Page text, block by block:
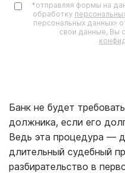
*отправляя формы на
обработку
персональных данных»
свои данные, Вы
Банк не будет
должника, если его
Ведь эта процедура —
длительный судебный
разбирательство в